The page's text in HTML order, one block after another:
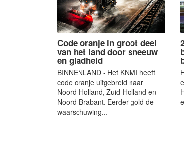
Code oranje in groot deel
van het land door sneeuw
en gladheid
BINNENLAND - Het KNMI heeft
code oranje uitgebreid naar
Noord-Holland, Zuid-Holland en
Noord-Brabant. Eerder gold de
waarschuwing...